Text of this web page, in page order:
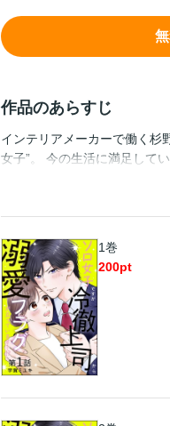
作品のあらすじ
インテリアメーカーで働く杉
女子”。 今の生活に満足して
めている。 けれど加奈が恋
ことで、上司の家で同居生活
在。けれど同じ屋根の下で見
1巻
200pt